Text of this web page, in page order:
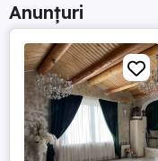
Anunțuri